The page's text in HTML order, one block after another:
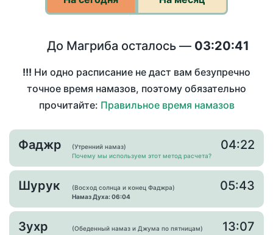
До Магриба осталось — 03:20:41
!!! Ни одно расписание не даст вам безупречно
точное время намазов, поэтому обязательно
прочитайте: Правильное время намазов
Фаджр
(Утренний намаз)
Почему мы используем этот метод расчета?
04:22
Шурук
(Восход солнца и конец Фаджра)
Намаз Духа: 06:04
05:43
Зухр (Обеденный намаз и Джума по пятницам) 13:07